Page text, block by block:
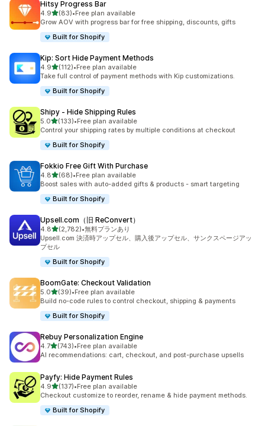
Hitsy Progress Bar
4.95つ星中
(83)
合計レビュー数：83件
•Free plan available
Grow AOV with progress bar for free shipping, discounts, gifts
Built for Shopify
Kip: Sort Hide Payment Methods
4.95つ星中
(112)
合計レビュー数：112件
•Free plan available
Take full control of payment methods with Kip customizations.
Built for Shopify
Shipy ‑ Hide Shipping Rules
5.05つ星中
(133)
合計レビュー数：133件
•Free plan available
Control your shipping rates by multiple conditions at checkout
Built for Shopify
Fokkio Free Gift With Purchase
4.85つ星中
(68)
合計レビュー数：68件
•Free plan available
Boost sales with auto-added gifts & products - smart targeting
Built for Shopify
Upsell.com（旧 ReConvert）
4.85つ星中
(2,782)
合計レビュー数：2782件
•無料プランあり
Upsell.com 決済時アップセル、購入後アップセル、サンクスページアッ
プセル
Built for Shopify
BoomGate: Checkout Validation
5.05つ星中
(39)
合計レビュー数：39件
•Free plan available
Build no-code rules to control checkout, shipping & payments
Built for Shopify
Rebuy Personalization Engine
4.75つ星中
(743)
合計レビュー数：743件
•Free plan available
AI recommendations: cart, checkout, and post-purchase upsells
Payfy: Hide Payment Rules
4.95つ星中
(137)
合計レビュー数：137件
•Free plan available
Checkout customize to reorder, rename & hide payment methods.
Built for Shopify